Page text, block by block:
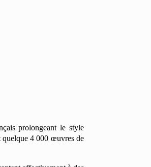
prolongeant le style
quelque 4 000 œuvres de